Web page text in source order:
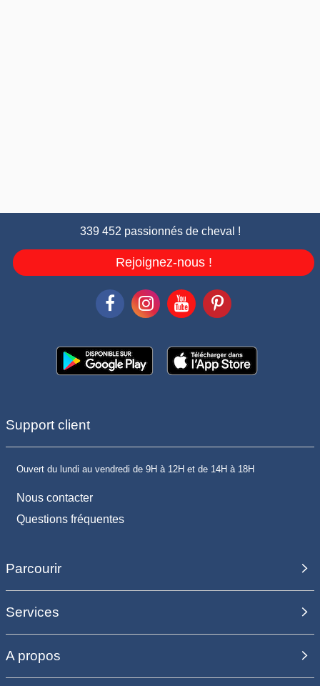
339 452 passionnés de cheval !
Rejoignez-nous !
Support client
Ouvert du lundi au vendredi de 9H à 12H et de 14H à 18H
Nous contacter
Questions fréquentes
Parcourir
Services
A propos